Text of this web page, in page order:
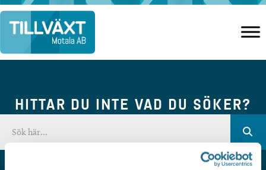
Hoppa
till
innehåll
HITTAR DU INTE VAD DU SÖKER?